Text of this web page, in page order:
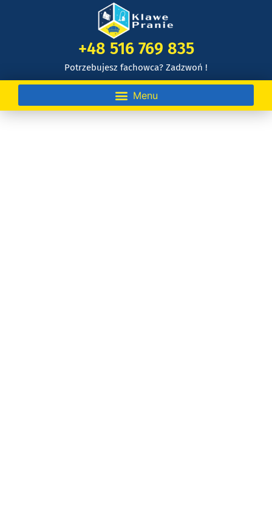
+48 516 769 835
Potrzebujesz fachowca? Zadzwoń !